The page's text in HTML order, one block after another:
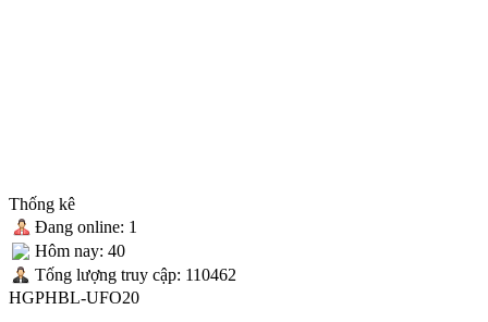
Thống kê
Đang online: 1
Hôm nay: 40
Tống lượng truy cập: 110462
HGPHBL-UFO20